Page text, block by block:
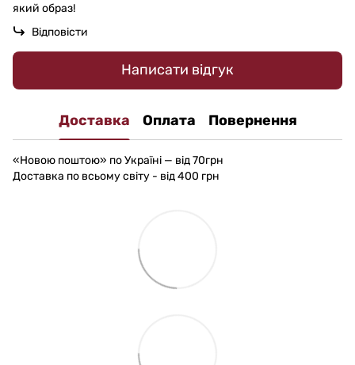
який образ!
Відповісти
Написати відгук
Доставка Оплата Повернення
«Новою поштою» по Україні — від 70грн
Доставка по всьому світу - від 400 грн